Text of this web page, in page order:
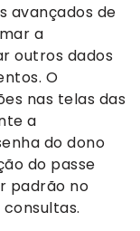
avançados de
a
outros dados
O
nas telas das
a
do dono
do passe
padrão no